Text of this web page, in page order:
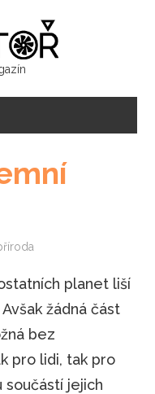
planet liší
žádná část
bez
pro lidi, tak pro
součástí jejich